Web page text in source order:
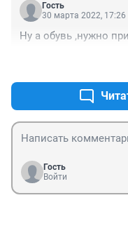
Гость
30 марта 2022, 17:26
Ну а обувь ,нужно
Гость
Войти